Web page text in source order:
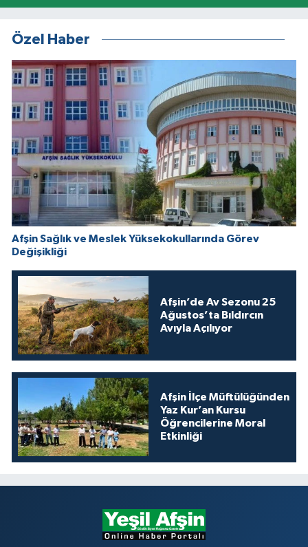
Özel Haber
Afşin Sağlık ve Meslek Yüksekokullarında Görev
Değişikliği
Afşin’de Av Sezonu 25
Ağustos’ta Bıldırcın
Avıyla Açılıyor
Afşin İlçe Müftülüğünden
Yaz Kur’an Kursu
Öğrencilerine Moral
Etkinliği